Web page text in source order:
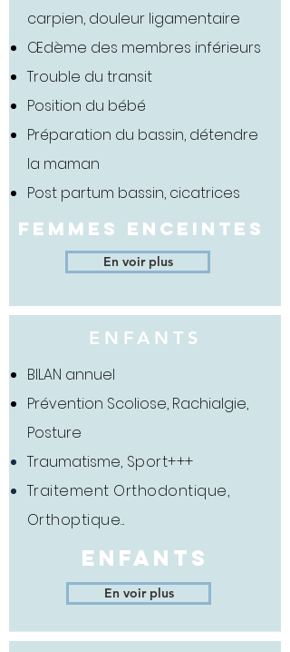
carpien, douleur ligamentaire
Œdème des membres inférieurs
Trouble du transit
Position du bébé
Préparation du bassin, détendre
la maman
Post partum bassin, cicatrices
En voir plus
FEMMES ENCEINTES
ENFANTS
BILAN annuel
Prévention Scoliose, Rachialgie,
Posture
Traumatisme, Sport+++
Traitement Orthodontique,
Orthoptique...
En voir plus
ENFANTS